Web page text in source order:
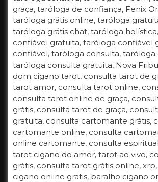
graça, taróloga de confiança, Fenix
taróloga grátis online, taróloga
taróloga grátis chat, taróloga
confiável gratuita, taróloga confiável
confiável, taróloga consulta, taróloga
taróloga consulta gratuita, Nova
dom cigano tarot, consulta tarot de
tarot amor, consulta tarot online,
consulta tarot online de graça,
grátis, consulta tarot de graça,
gratuita, consulta cartomante grátis,
cartomante online, consulta
online cartomante, consulta
tarot cigano do amor, tarot ao vivo,
grátis, consulta tarot grátis online,
cigano online gratis, baralho cigano